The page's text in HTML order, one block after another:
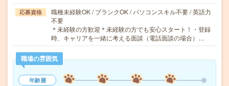
応募資格
職種未経験OK / ブランクOK / パソコンスキル不要 / 英語力
不要
＊未経験の方歓迎＊未経験の方でも安心スタート！・登録
時、キャリアを一緒に考える面談（電話面談の場合）…
職場の雰囲気
年齢層